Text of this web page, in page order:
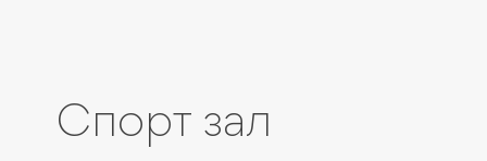
Спорт зал